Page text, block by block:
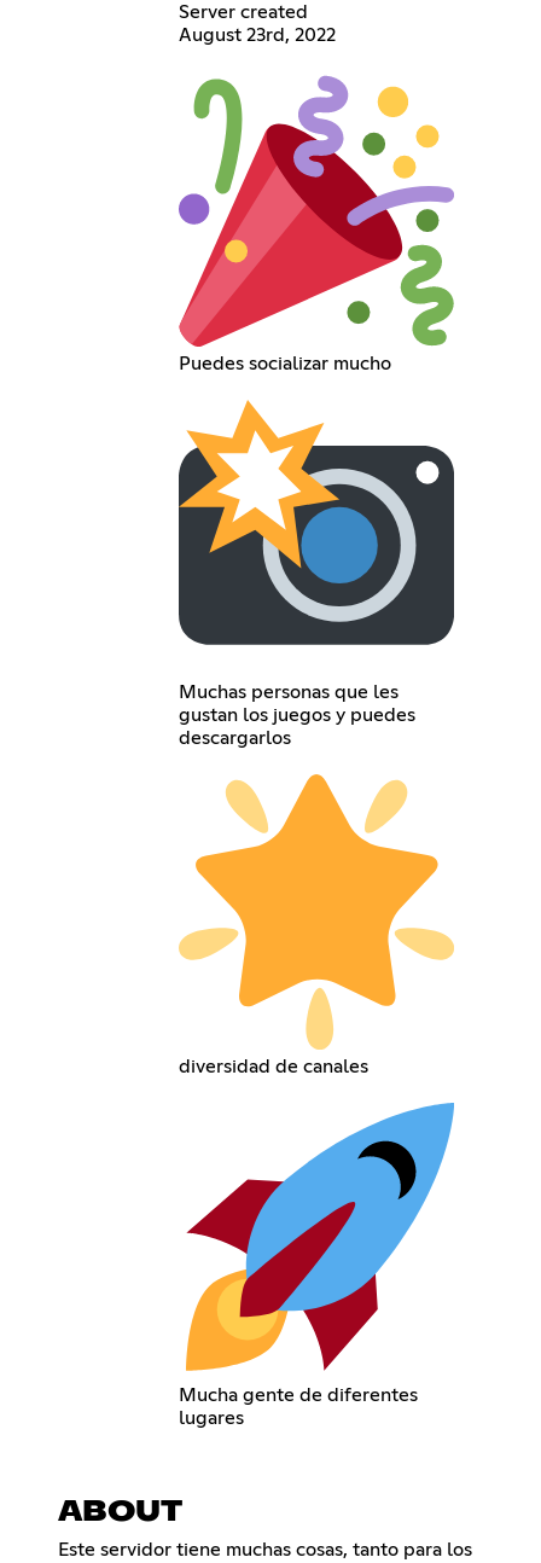
Server created
August 23rd, 2022
Puedes socializar mucho
Muchas personas que les
gustan los juegos y puedes
descargarlos
diversidad de canales
Mucha gente de diferentes
lugares
ABOUT
Este servidor tiene muchas cosas, tanto para los